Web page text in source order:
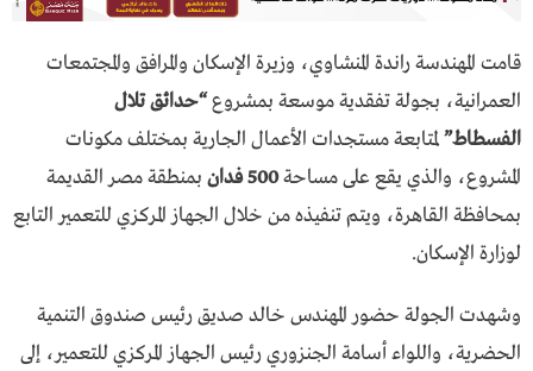
قامت المهندسة راندة المنشاوي، وزيرة الإسكان والمرافق والمجتمعات
العمرانية، بجولة تفقدية موسعة بمشروع“حدائق تلال
الفسطاط”لمتابعة مستجدات الأعمال الجارية بمختلف مكونات
المشروع، والذي يقع على مساحة500 فدان
بمنطقة مصر القديمة
بمحافظة القاهرة، ويتم تنفيذه من خلال الجهاز المركزي للتعمير التابع
لوزارة الإسكان.
وشهدت الجولة حضور المهندس خالد صديق رئيس صندوق التنمية
الحضرية، واللواء أسامة الجنزوري رئيس الجهاز المركزي للتعمير، إلى